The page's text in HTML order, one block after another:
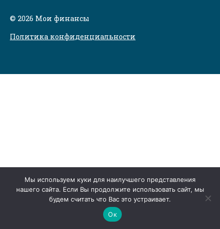
© 2026 Мои финансы
Политика конфиденциальности
Мы используем куки для наилучшего представления
нашего сайта. Если Вы продолжите использовать сайт, мы
будем считать что Вас это устраивает.
Ок